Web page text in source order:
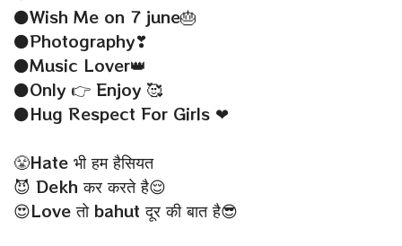
⚫Wish Me on 7 june🎂
⚫Photography❣
⚫Music Lover👑
⚫Only 👉 Enjoy 🥰
⚫Hug Respect For Girls ❤
😤Hate भी हम हैसियत
😈 Dekh कर करते है😌
😍Love तो bahut दूर की बात है😎